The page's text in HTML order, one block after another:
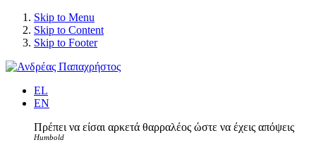
Skip to Menu
Skip to Content
Skip to Footer
EL
EN
Πρέπει να είσαι αρκετά θαρραλέος ώστε να έχεις απόψεις
Humbold